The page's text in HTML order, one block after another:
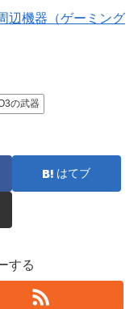
辺機器（ゲーミング
の武器
はてブ
する